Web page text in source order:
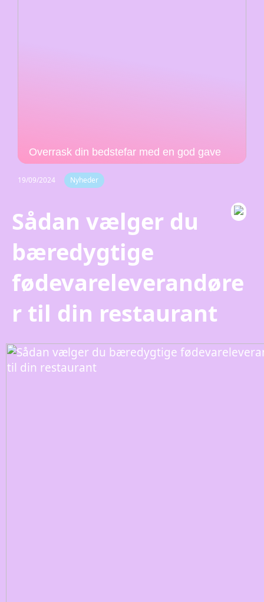
Overrask din bedstefar med en god gave
19/09/2024 Nyheder
Sådan vælger du
bæredygtige
fødevareleverandøre
r til din restaurant